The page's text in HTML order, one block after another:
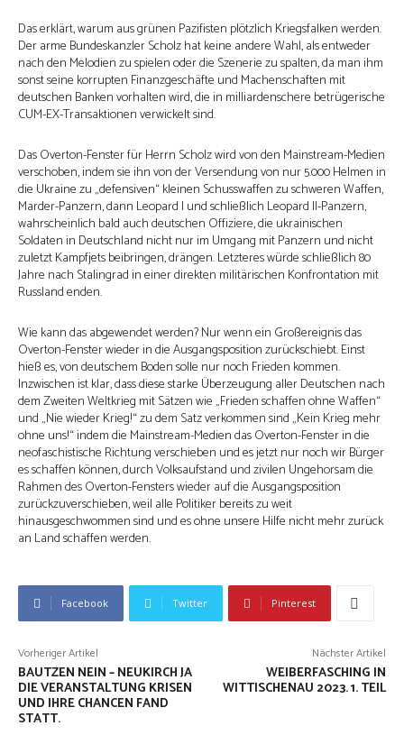
Das erklärt, warum aus grünen Pazifisten plötzlich Kriegsfalken werden.
Der arme Bundeskanzler Scholz hat keine andere Wahl, als entweder
nach den Melodien zu spielen oder die Szenerie zu spalten, da man ihm
sonst seine korrupten Finanzgeschäfte und Machenschaften mit
deutschen Banken vorhalten wird, die in milliardenschere betrügerische
CUM-EX-Transaktionen verwickelt sind.
Das Overton-Fenster für Herrn Scholz wird von den Mainstream-Medien
verschoben, indem sie ihn von der Versendung von nur 5.000 Helmen in
die Ukraine zu „defensiven“ kleinen Schusswaffen zu schweren Waffen,
Marder-Panzern, dann Leopard I und schließlich Leopard II-Panzern,
wahrscheinlich bald auch deutschen Offiziere, die ukrainischen
Soldaten in Deutschland nicht nur im Umgang mit Panzern und nicht
zuletzt Kampfjets beibringen, drängen. Letzteres würde schließlich 80
Jahre nach Stalingrad in einer direkten militärischen Konfrontation mit
Russland enden.
Wie kann das abgewendet werden? Nur wenn ein Großereignis das
Overton-Fenster wieder in die Ausgangsposition zurückschiebt. Einst
hieß es, von deutschem Boden solle nur noch Frieden kommen.
Inzwischen ist klar, dass diese starke Überzeugung aller Deutschen nach
dem Zweiten Weltkrieg mit Sätzen wie „Frieden schaffen ohne Waffen“
und „Nie wieder Krieg!“ zu dem Satz verkommen sind „Kein Krieg mehr
ohne uns!“ indem die Mainstream-Medien das Overton-Fenster in die
neofaschistische Richtung verschieben und es jetzt nur noch wir Bürger
es schaffen können, durch Volksaufstand und zivilen Ungehorsam die
Rahmen des Overton-Fensters wieder auf die Ausgangsposition
zurückzuverschieben, weil alle Politiker bereits zu weit
hinausgeschwommen sind und es ohne unsere Hilfe nicht mehr zurück
an Land schaffen werden.
Facebook Twitter Pinterest
Vorheriger Artikel
BAUTZEN NEIN – NEUKIRCH JA
DIE VERANSTALTUNG KRISEN
UND IHRE CHANCEN FAND
STATT.
Nächster Artikel
WEIBERFASCHING IN
WITTISCHENAU 2023. 1. TEIL